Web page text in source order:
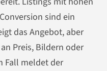
sind ein
das Angebot, aber
Preis, Bildern oder
Fall meldet der